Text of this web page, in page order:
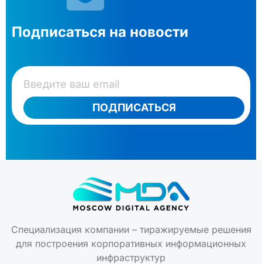
Подписаться на новости
ПОДПИСАТЬСЯ
Специализация компании – тиражируемые решения
для построения корпоративных информационных
инфраструктур